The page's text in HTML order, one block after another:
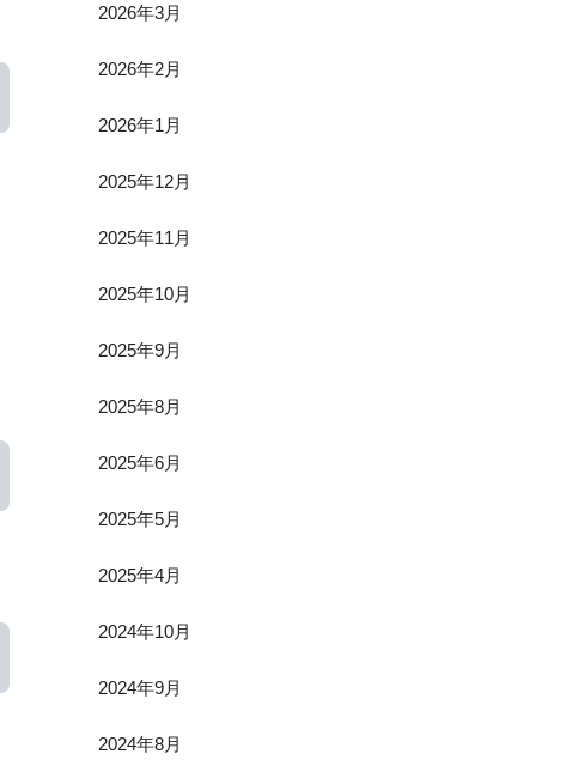
2026年3月
2026年2月
2026年1月
2025年12月
2025年11月
2025年10月
2025年9月
2025年8月
2025年6月
2025年5月
2025年4月
2024年10月
2024年9月
2024年8月